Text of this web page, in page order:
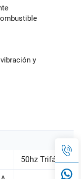
y
50hz Trifásico